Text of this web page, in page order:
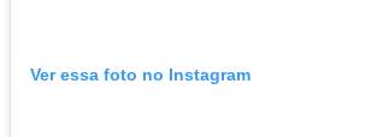
Ver essa foto no Instagram